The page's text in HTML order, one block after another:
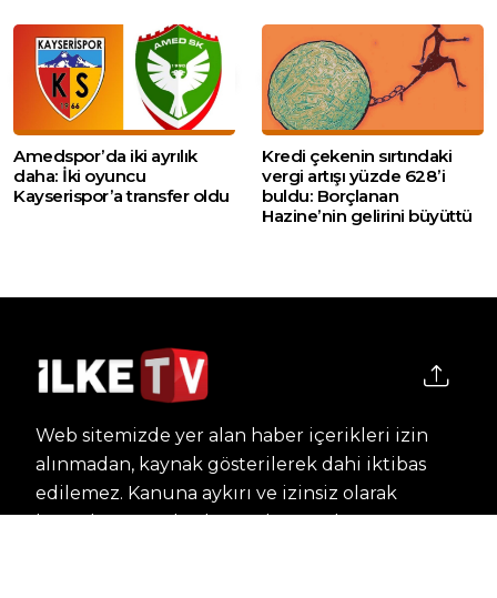
Amedspor’da iki ayrılık
daha: İki oyuncu
Kayserispor’a transfer oldu
Kredi çekenin sırtındaki
vergi artışı yüzde 628’i
buldu: Borçlanan
Hazine’nin gelirini büyüttü
Web sitemizde yer alan haber içerikleri izin
alınmadan, kaynak gösterilerek dahi iktibas
edilemez. Kanuna aykırı ve izinsiz olarak
kopyalanamaz, başka yerde yayınlanamaz.